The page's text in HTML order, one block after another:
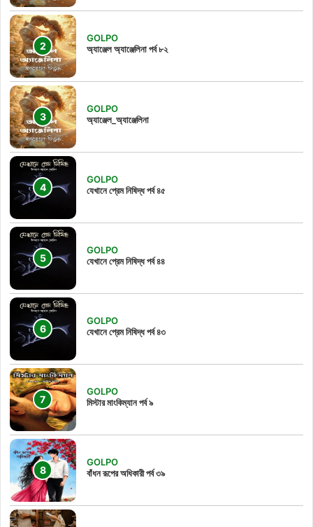
GOLPO
অ্যাঞ্জেল অ্যাঞ্জেলিনা পর্ব ৮২
GOLPO
অ্যাঞ্জেল_অ্যাঞ্জেলিনা
GOLPO
যেখানে প্রেম নিষিদ্ধ পর্ব ৪৫
GOLPO
যেখানে প্রেম নিষিদ্ধ পর্ব ৪৪
GOLPO
যেখানে প্রেম নিষিদ্ধ পর্ব ৪৩
GOLPO
মিস্টার মাংকিম্যান পর্ব ৯
GOLPO
বাঁধন রূপের অধিকারী পর্ব ৩৯